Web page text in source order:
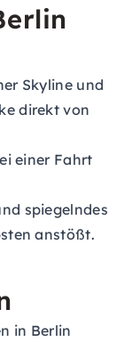
Skyline und
direkt von
einer Fahrt
spiegelndes
anstößt.
in Berlin